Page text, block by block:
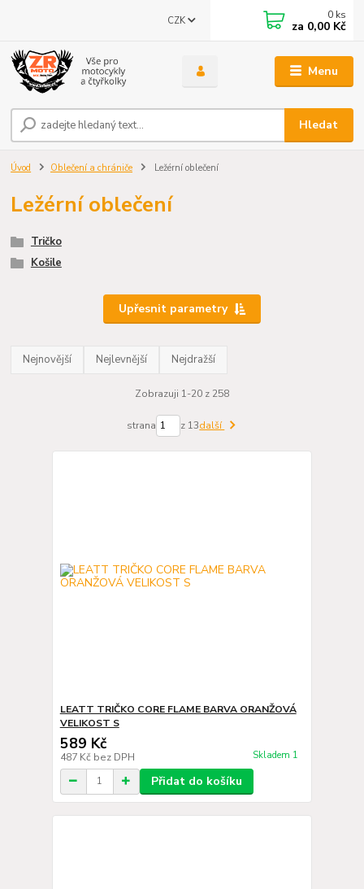
Menu
CZK
Hledat
0 ks
za 0,00 Kč
Úvod Oblečení a chrániče Ležérní oblečení
Ležérní oblečení
Tričko
Košile
Upřesnit parametry
Nejnovější Nejlevnější Nejdražší
Zobrazuji 1-20 z 258
strana z 13další
LEATT TRIČKO CORE FLAME BARVA ORANŽOVÁ
VELIKOST S
589 Kč
487 Kč bez DPH Skladem 1
Přidat do košíku